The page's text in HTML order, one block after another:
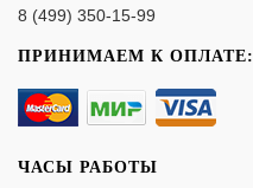
8 (499) 350-15-99
ПРИНИМАЕМ К ОПЛАТЕ:
ЧАСЫ РАБОТЫ